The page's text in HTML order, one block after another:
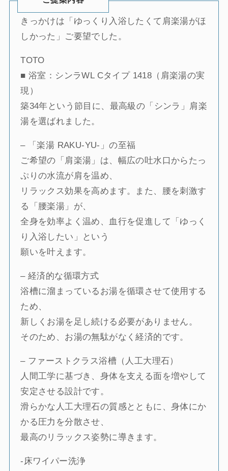
きっかけは「ゆっくり入浴したくて肩楽湯がほ
しかった」ご要望でした。
TOTO
■ 浴室：シンラWL Cタイプ 1418（肩楽湯の実
現）
築34年という節目に、最高級の「シンラ」肩楽
湯を選ばれました。
– 「楽湯 RAKU-YU-」の至福
ご希望の「肩楽湯」は、幅広の吐水口からたっ
ぷりの水流が肩を温め、
リラックス効果を高めます。また、腰を刺激す
る「腰楽湯」が、
全身を効率よく温め、血行を促進して「ゆっく
り入浴したい」という
願いを叶えます。
– 経済的な循環方式
浴槽に溜まっているお湯を循環させて使用する
ため、
新しくお湯を足し続ける必要がありません。
そのため、お湯の無駄がなく経済的です。
– ファーストクラス浴槽（人工大理石）
人間工学に基づき、身体を支える面を増やして
安定させる設計です。
滑らかな人工大理石の質感とともに、身体にか
かる圧力を分散させ、
最高のリラックス姿勢に導きます。
-床ワイパー洗浄